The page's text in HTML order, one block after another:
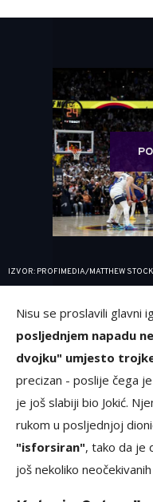
IZVOR: PROFIMEDIA/MATTHEW
Nisu se proslavili glavni
posljednjem napadu
dvojku" umjesto
precizan - poslije čega
je još slabiji bio Jokić.
rukom u posljednjoj
"isforsiran", tako da je
još nekoliko